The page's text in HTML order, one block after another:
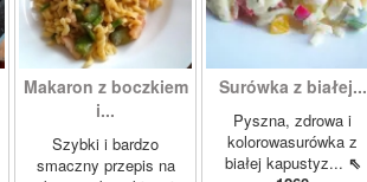
Makaron z boczkiem
i...
Szybki i bardzo
smaczny przepis na
Surówka z białej...
Pyszna, zdrowa i
kolorowasurówka z
białej kapustyz... ⇖